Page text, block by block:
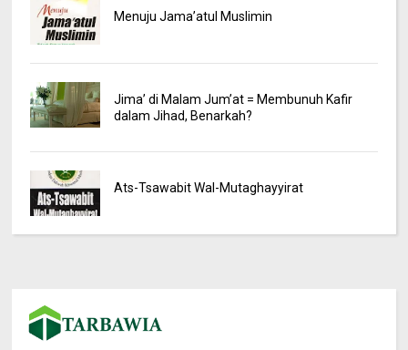
Menuju Jama’atul Muslimin
Jima’ di Malam Jum’at = Membunuh Kafir
dalam Jihad, Benarkah?
Ats-Tsawabit Wal-Mutaghayyirat